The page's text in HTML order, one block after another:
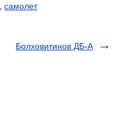
самолет
Болховитинов ДБ-А